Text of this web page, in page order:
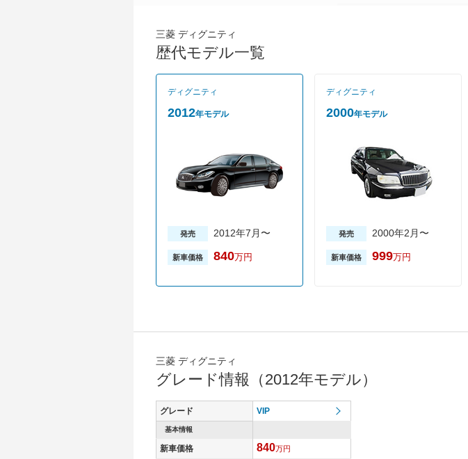
三菱 ディグニティ
歴代モデル一覧
ディグニティ
2012年モデル
発売 2012年7月〜
新車価格 840万円
ディグニティ
2000年モデル
発売 2000年2月〜
新車価格 999万円
三菱 ディグニティ
グレード情報（2012年モデル）
グレード VIP
基本情報
新車価格 840万円